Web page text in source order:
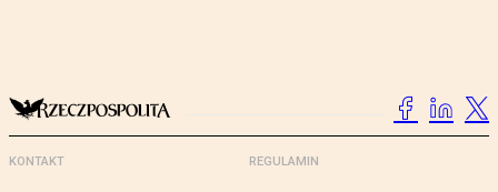
KONTAKT REGULAMIN